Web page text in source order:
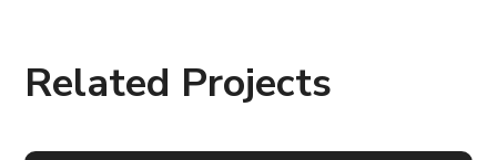
Related Projects